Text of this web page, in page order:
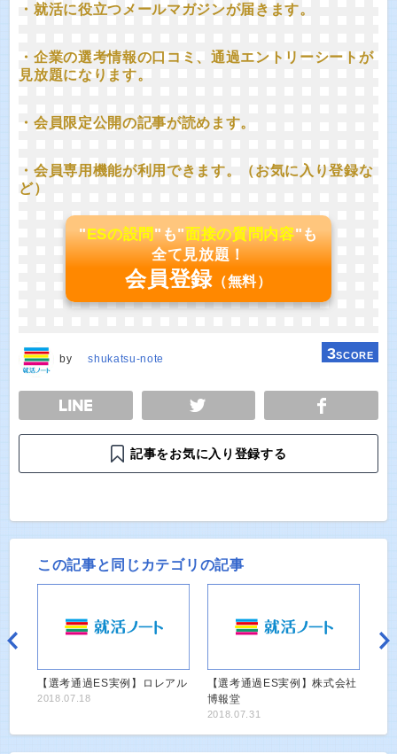
・就活に役立つメールマガジンが届きます。
・企業の選考情報の口コミ、通過エントリーシートが
見放題になります。
・会員限定公開の記事が読めます。
・会員専用機能が利用できます。（お気に入り登録な
ど）
"ESの設問"も"面接の質問内容"も
全て見放題！
会員登録 （無料）
by shukatsu-note 3SCORE
TWEET
記事をお気に入り登録する
この記事と同じカテゴリの記事
【選考通過ES実例】ロレアル
2018.07.18
【選考通過ES実例】株式会社
博報堂
2018.07.31